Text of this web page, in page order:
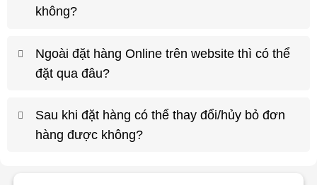
không?
Ngoài đặt hàng Online trên website thì có thể
đặt qua đâu?
Sau khi đặt hàng có thể thay đổi/hủy bỏ đơn
hàng được không?